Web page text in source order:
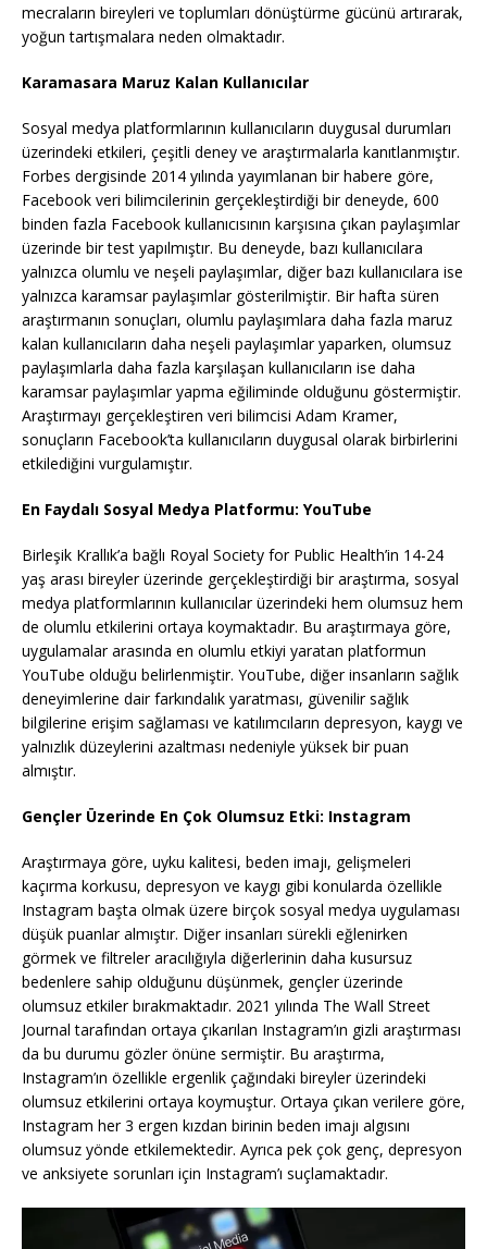
mecraların bireyleri ve toplumları dönüştürme gücünü artırarak,
yoğun tartışmalara neden olmaktadır.
Karamasara Maruz Kalan Kullanıcılar
Sosyal medya platformlarının kullanıcıların duygusal durumları
üzerindeki etkileri, çeşitli deney ve araştırmalarla kanıtlanmıştır.
Forbes dergisinde 2014 yılında yayımlanan bir habere göre,
Facebook veri bilimcilerinin gerçekleştirdiği bir deneyde, 600
binden fazla Facebook kullanıcısının karşısına çıkan paylaşımlar
üzerinde bir test yapılmıştır. Bu deneyde, bazı kullanıcılara
yalnızca olumlu ve neşeli paylaşımlar, diğer bazı kullanıcılara ise
yalnızca karamsar paylaşımlar gösterilmiştir. Bir hafta süren
araştırmanın sonuçları, olumlu paylaşımlara daha fazla maruz
kalan kullanıcıların daha neşeli paylaşımlar yaparken, olumsuz
paylaşımlarla daha fazla karşılaşan kullanıcıların ise daha
karamsar paylaşımlar yapma eğiliminde olduğunu göstermiştir.
Araştırmayı gerçekleştiren veri bilimcisi Adam Kramer,
sonuçların Facebook’ta kullanıcıların duygusal olarak birbirlerini
etkilediğini vurgulamıştır.
En Faydalı Sosyal Medya Platformu: YouTube
Birleşik Krallık’a bağlı Royal Society for Public Health’in 14-24
yaş arası bireyler üzerinde gerçekleştirdiği bir araştırma, sosyal
medya platformlarının kullanıcılar üzerindeki hem olumsuz hem
de olumlu etkilerini ortaya koymaktadır. Bu araştırmaya göre,
uygulamalar arasında en olumlu etkiyi yaratan platformun
YouTube olduğu belirlenmiştir. YouTube, diğer insanların sağlık
deneyimlerine dair farkındalık yaratması, güvenilir sağlık
bilgilerine erişim sağlaması ve katılımcıların depresyon, kaygı ve
yalnızlık düzeylerini azaltması nedeniyle yüksek bir puan
almıştır.
Gençler Üzerinde En Çok Olumsuz Etki: Instagram
Araştırmaya göre, uyku kalitesi, beden imajı, gelişmeleri
kaçırma korkusu, depresyon ve kaygı gibi konularda özellikle
Instagram başta olmak üzere birçok sosyal medya uygulaması
düşük puanlar almıştır. Diğer insanları sürekli eğlenirken
görmek ve filtreler aracılığıyla diğerlerinin daha kusursuz
bedenlere sahip olduğunu düşünmek, gençler üzerinde
olumsuz etkiler bırakmaktadır. 2021 yılında The Wall Street
Journal tarafından ortaya çıkarılan Instagram’ın gizli araştırması
da bu durumu gözler önüne sermiştir. Bu araştırma,
Instagram’ın özellikle ergenlik çağındaki bireyler üzerindeki
olumsuz etkilerini ortaya koymuştur. Ortaya çıkan verilere göre,
Instagram her 3 ergen kızdan birinin beden imajı algısını
olumsuz yönde etkilemektedir. Ayrıca pek çok genç, depresyon
ve anksiyete sorunları için Instagram’ı suçlamaktadır.